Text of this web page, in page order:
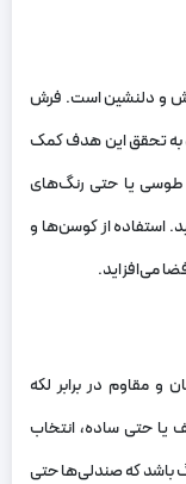
و دلنشین است. فرش
به تحقق این هدف کمک
طوسی یا حتی رنگ‌های
استفاده از کوسن‌ها و
می‌افزاید.
و مقاوم در برابر لکه
حتی ساده، انتخاب
باشد که صندلی‌ها حتی